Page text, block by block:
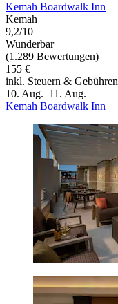
Kemah Boardwalk Inn
Kemah
9,2/10
Wunderbar
(1.289 Bewertungen)
155 €
inkl. Steuern & Gebühren
10. Aug.–11. Aug.
Kemah Boardwalk Inn